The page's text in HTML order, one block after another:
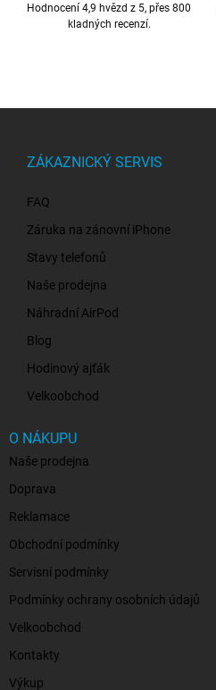
Hodnocení 4,9 hvězd z 5, přes 800
kladných recenzí.
ZÁKAZNICKÝ SERVIS
FAQ
Záruka na zánovní iPhone
Stavy telefonů
Naše prodejna
Náhradní AirPod
Blog
Hodinový ajťák
Velkoobchod
O NÁKUPU
Naše prodejna
Doprava
Reklamace
Obchodní podmínky
Servisní podmínky
Podmínky ochrany osobních údajů
Velkoobchod
Kontakty
Výkup